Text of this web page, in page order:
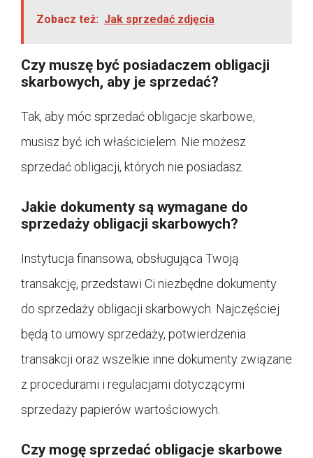
Zobacz też: Jak sprzedać zdjęcia
Czy muszę być posiadaczem obligacji
skarbowych, aby je sprzedać?
Tak, aby móc sprzedać obligacje skarbowe,
musisz być ich właścicielem. Nie możesz
sprzedać obligacji, których nie posiadasz.
Jakie dokumenty są wymagane do
sprzedaży obligacji skarbowych?
Instytucja finansowa, obsługująca Twoją
transakcję, przedstawi Ci niezbędne dokumenty
do sprzedaży obligacji skarbowych. Najczęściej
będą to umowy sprzedaży, potwierdzenia
transakcji oraz wszelkie inne dokumenty związane
z procedurami i regulacjami dotyczącymi
sprzedaży papierów wartościowych.
Czy mogę sprzedać obligacje skarbowe